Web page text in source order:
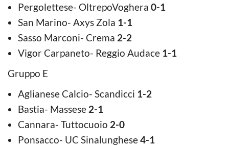
Pergolettese- OltrepoVoghera 0-1
San Marino- Axys Zola 1-1
Sasso Marconi- Crema 2-2
Vigor Carpaneto- Reggio Audace 1-1
Gruppo E
Aglianese Calcio- Scandicci 1-2
Bastia- Massese 2-1
Cannara- Tuttocuoio 2-0
Ponsacco- UC Sinalunghese4-1